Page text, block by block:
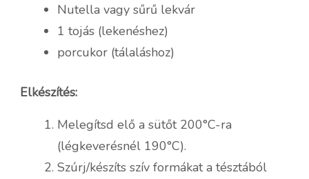
Nutella vagy sűrű lekvár
1 tojás (lekenéshez)
porcukor (tálaláshoz)
Elkészítés:
Melegítsd elő a sütőt 200°C-ra
(légkeverésnél 190°C).
Szúrj/készíts szív formákat a tésztából